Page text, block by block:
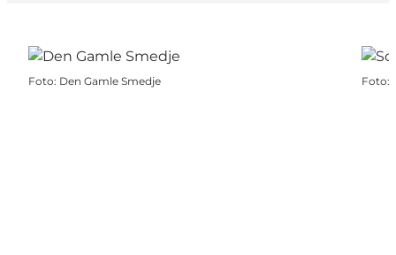
Foto: Den Gamle Smedje Foto: